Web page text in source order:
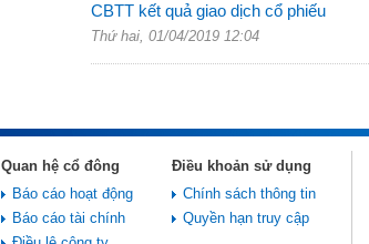
CBTT kết quả giao dịch cổ phiếu
Thứ hai, 01/04/2019 12:04
Quan hệ cổ đông
Báo cáo hoạt động
Báo cáo tài chính
Điều khoản sử dụng
Chính sách thông tin
Quyền hạn truy cập